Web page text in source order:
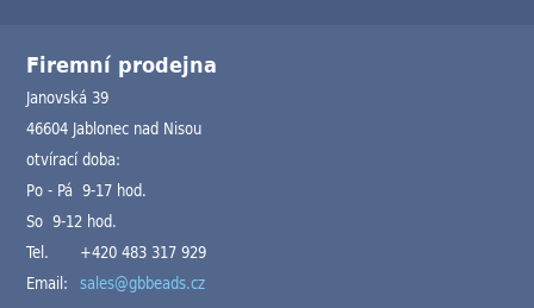
Firemní prodejna
Janovská 39
46604 Jablonec nad Nisou
otvírací doba:
Po - Pá 9-17 hod.
So 9-12 hod.
Tel.
+420 483 317 929
Email: sales@gbbeads.cz